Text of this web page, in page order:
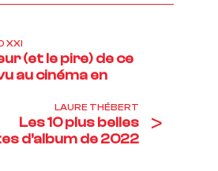
XXI
(et le pire) de ce
au cinéma en
LAURE THÉBERT
Les 10 plus belles
d’album de 2022
>